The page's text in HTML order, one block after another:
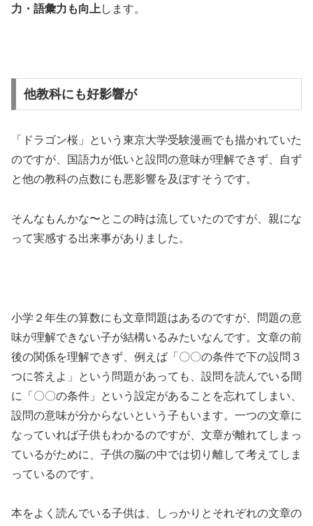
力・語彙力も向上 します。
他教科にも好影響が
「ドラゴン桜」という東京大学受験漫画でも描かれていた
のですが、国語力が低いと設問の意味が理解できず、自ず
と他の教科の点数にも悪影響を及ぼすそうです。
そんなもんかな〜とこの時は流していたのですが、親にな
って実感する出来事がありました。
小学２年生の算数にも文章問題はあるのですが、問題の意
味が理解できない子が結構いるみたいなんです。文章の前
後の関係を理解できず、例えば「〇〇の条件で下の設問３
つに答えよ」という問題があっても、設問を読んでいる間
に「〇〇の条件」という設定があることを忘れてしまい、
設問の意味が分からないという子もいます。一つの文章に
なっていれば子供もわかるのですが、文章が離れてしまっ
ているがために、子供の脳の中では切り離して考えてしま
っているのです。
本をよく読んでいる子供は、しっかりとそれぞれの文章の